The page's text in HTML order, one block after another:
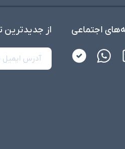
اجتماعی از جدید‌ترین